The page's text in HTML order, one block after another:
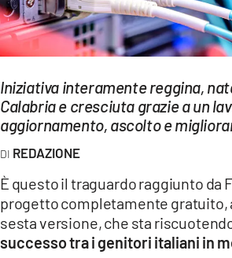
Streaming
LAC NETWORK
LAC ONAIR
Network
LACPLAY.IT
LACTV.IT
Iniziativa interamente reggina,
Calabria e cresciuta grazie a un
aggiornamento, ascolto e
REDAZIONE
È questo il traguardo raggiunto da
progetto completamente gratuito,
sesta versione, che sta
successo tra i genitori italiani in